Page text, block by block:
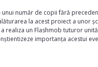
unui număr de copii fără
la acest proiect a unor
realiza un Flashmob tuturor
importanța acestui